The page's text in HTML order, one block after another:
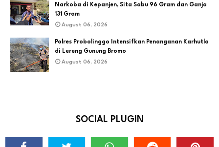
Narkoba di Kepanjen, Sita Sabu 96 Gram dan Ganja
131 Gram
August 06, 2026
Polres Probolinggo Intensifkan Penanganan Karhutla
di Lereng Gunung Bromo
August 06, 2026
SOCIAL PLUGIN